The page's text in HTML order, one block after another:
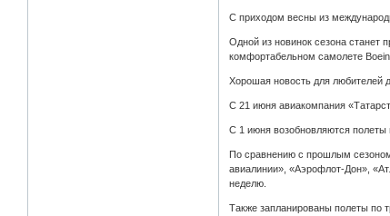
С приходом весны из
Одной из новинок сезона станет
комфортабельном самолете
Хорошая новость для любителей
С 21 июня авиакомпания
С 1 июня возобновляются полеты
По сравнению с прошлым
авиалинии», «Аэрофлот-Дон»,
неделю.
Также запланированы полеты по